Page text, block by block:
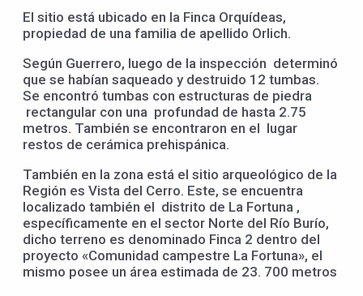
El sitio está ubicado en la Finca Orquídeas,
propiedad de una familia de apellido Orlich.
Según Guerrero, luego de la inspección determinó
que se habían saqueado y destruido 12 tumbas.
Se encontró tumbas con estructuras de piedra
rectangular con una profundad de hasta 2.75
metros. También se encontraron en el lugar
restos de cerámica prehispánica.
También en la zona está el sitio arqueológico de la
Región es Vista del Cerro. Este, se encuentra
localizado también el distrito de La Fortuna ,
específicamente en el sector Norte del Río Burío,
dicho terreno es denominado Finca 2 dentro del
proyecto «Comunidad campestre La Fortuna», el
mismo posee un área estimada de 23. 700 metros